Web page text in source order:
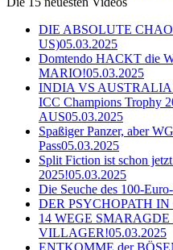
DIE ABSOLUTE
US)05.03.2025
Domtendo HACKT die
MARIO!05.03.2025
INDIA VS
ICC Champions Trophy
AUS05.03.2025
Spaßiger Panzer, aber
Pass05.03.2025
Split Fiction ist schon
2025!05.03.2025
Die Seuche des 100-
DER PSYCHOPATH IN
14 WEGE
VILLAGER!05.03.2025